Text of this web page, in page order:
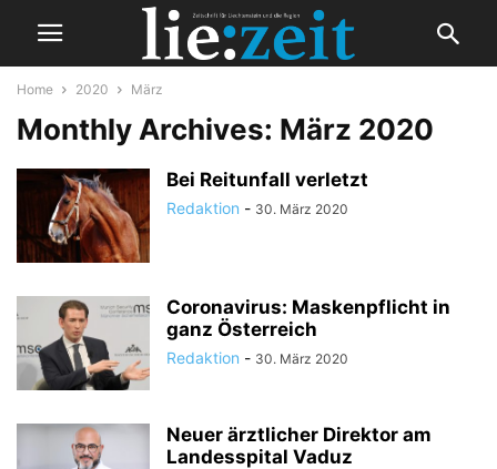
Home 2020 März
Monthly Archives: März 2020
Bei Reitunfall verletzt
Redaktion - 30. März 2020
Coronavirus: Maskenpflicht in
ganz Österreich
Redaktion - 30. März 2020
Neuer ärztlicher Direktor am
Landesspital Vaduz